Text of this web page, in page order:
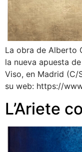
La obra de Alberto
la nueva apuesta
Viso, en Madrid (C/
su web: https://
L’Ariete